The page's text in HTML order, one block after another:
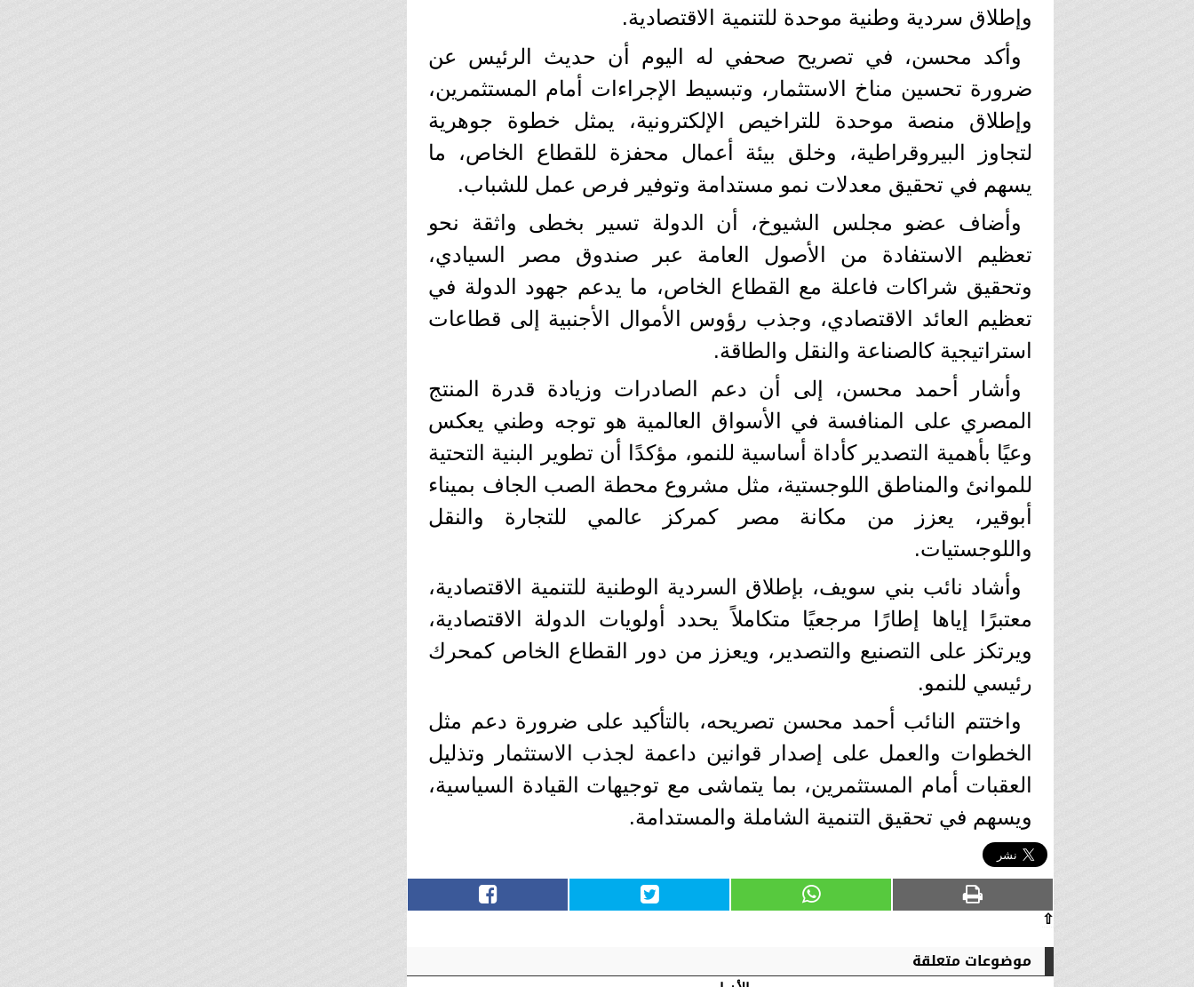
وإطلاق سردية وطنية موحدة للتنمية الاقتصادية.
وأكد محسن، في تصريح صحفي له اليوم أن حديث الرئيس عن
ضرورة تحسين مناخ الاستثمار، وتبسيط الإجراءات أمام المستثمرين،
وإطلاق منصة موحدة للتراخيص الإلكترونية، يمثل خطوة جوهرية
لتجاوز البيروقراطية، وخلق بيئة أعمال محفزة للقطاع الخاص، ما
يسهم في تحقيق معدلات نمو مستدامة وتوفير فرص عمل للشباب.
وأضاف عضو مجلس الشيوخ، أن الدولة تسير بخطى واثقة نحو
تعظيم الاستفادة من الأصول العامة عبر صندوق مصر السيادي،
وتحقيق شراكات فاعلة مع القطاع الخاص، ما يدعم جهود الدولة في
تعظيم العائد الاقتصادي، وجذب رؤوس الأموال الأجنبية إلى قطاعات
استراتيجية كالصناعة والنقل والطاقة.
وأشار أحمد محسن، إلى أن دعم الصادرات وزيادة قدرة المنتج
المصري على المنافسة في الأسواق العالمية هو توجه وطني يعكس
وعيًا بأهمية التصدير كأداة أساسية للنمو، مؤكدًا أن تطوير البنية التحتية
للموانئ والمناطق اللوجستية، مثل مشروع محطة الصب الجاف بميناء
أبوقير، يعزز من مكانة مصر كمركز عالمي للتجارة والنقل
واللوجستيات.
وأشاد نائب بني سويف، بإطلاق السردية الوطنية للتنمية الاقتصادية،
معتبرًا إياها إطارًا مرجعيًا متكاملاً يحدد أولويات الدولة الاقتصادية،
ويرتكز على التصنيع والتصدير، ويعزز من دور القطاع الخاص كمحرك
رئيسي للنمو.
واختتم النائب أحمد محسن تصريحه، بالتأكيد على ضرورة دعم مثل
الخطوات والعمل على إصدار قوانين داعمة لجذب الاستثمار وتذليل
العقبات أمام المستثمرين، بما يتماشى مع توجيهات القيادة السياسية،
ويسهم في تحقيق التنمية الشاملة والمستدامة.
⇧
موضوعات متعلقة